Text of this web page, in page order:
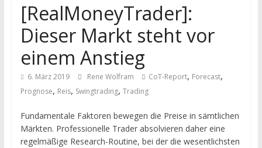
[RealMoneyTrader]:
Dieser Markt steht vor
einem Anstieg
6. März 2019 Rene Wolfram CoT-Report, Forecast,
Prognose, Reis, Swingtrading, Trading
Fundamentale Faktoren bewegen die Preise in sämtlichen
Märkten. Professionelle Trader absolvieren daher eine
regelmäßige Research-Routine, bei der die wesentlichsten